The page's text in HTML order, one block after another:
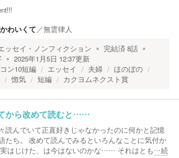
わいくて ／無雲律人
ッセイ・ノンフィクション 完結済8話
2025年1月5日 12:37更新
ン10短編
エッセイ 夫婦
ほのぼの
惚気 短編 カクヨムネクスト賞
から改めて読むと……
読んでいて正直好きじゃなかったのに何かと記憶
たち。 改めて読んでみるといろんなことに気付か
はじけた、は今はないのかな…… それはとも…続